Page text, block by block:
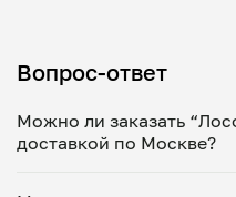
Вопрос-ответ
Можно ли заказать
доставкой по Москве?